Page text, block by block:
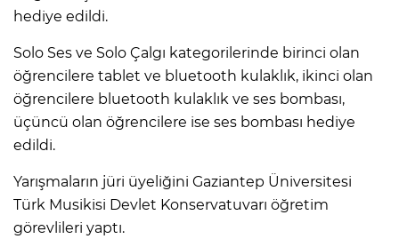
hediye edildi.
Solo Ses ve Solo Çalgı kategorilerinde birinci olan
öğrencilere tablet ve bluetooth kulaklık, ikinci olan
öğrencilere bluetooth kulaklık ve ses bombası,
üçüncü olan öğrencilere ise ses bombası hediye
edildi.
Yarışmaların jüri üyeliğini Gaziantep Üniversitesi
Türk Musikisi Devlet Konservatuvarı öğretim
görevlileri yaptı.